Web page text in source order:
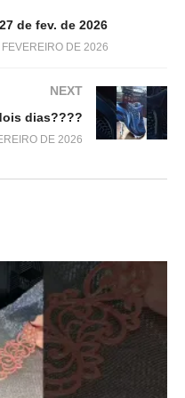
esse guia prático é para
de fev. de 2026
DE 2026
NEXT
dias????
DE 2026